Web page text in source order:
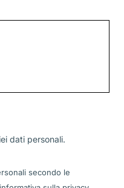
dati personali.
secondo le